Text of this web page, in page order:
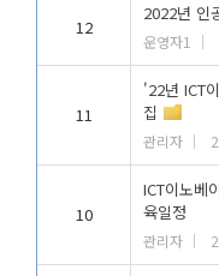
12
2022년 인
운영자1
11
'22년 ICT
집
관리자
10
ICT이노베
육일정
관리자